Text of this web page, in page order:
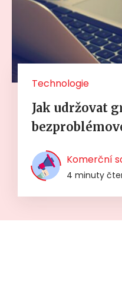
Technologie
Jak udržovat
Komerční
4 minuty